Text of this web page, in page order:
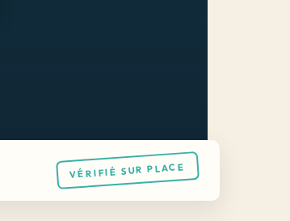
VÉRIFIÉ SUR PLACE